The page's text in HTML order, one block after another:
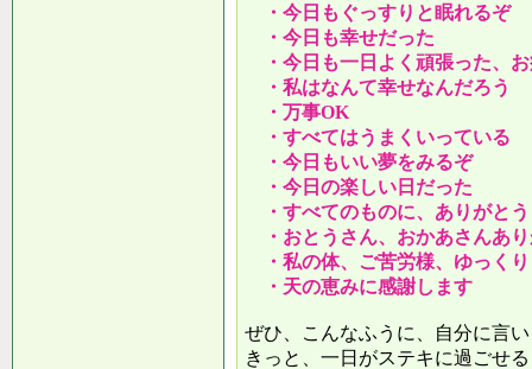
・今日もぐっすりと眠れるぞ
・今日も幸せだった
・今日も一日よく頑張った、
・私はなんて幸せなんだろう
・万事OK
・すべてはうまくいっている
・今日もいい夢をみるぞ
・今日の楽しい日だった
・すべてのものに、ありがとう
・おとうさん、おかあさんあ
・私の体、ご苦労様、ゆっく
・天の恵みに感謝します
ぜひ、こんなふうに、自分に言
きっと、一日がステキに過ごせ